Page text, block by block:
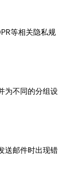
等相关隐私规
为不同的分组设
送邮件时出现错